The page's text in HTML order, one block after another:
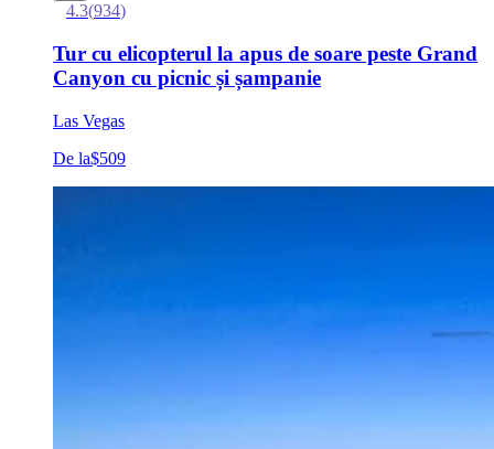
4.3(934)
Tur cu elicopterul la apus de soare peste Grand
Canyon cu picnic și șampanie
Las Vegas
De la$509